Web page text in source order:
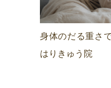
身体のだる重さ
はりきゅう院